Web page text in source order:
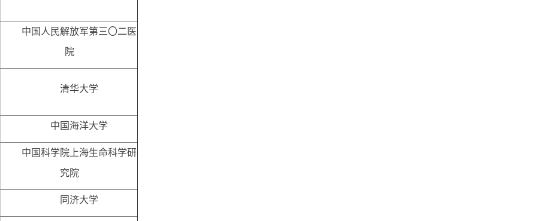
中国人民解放军第三〇二医
院
清华大学
中国海洋大学
中国科学院上海生命科学研
究院
同济大学